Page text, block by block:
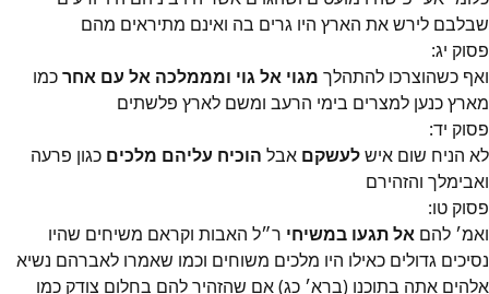
שבלבם לירש את הארץ היו גרים בה ואינם מתיראים מהם
פסוק יג:
ואף כשהוצרכו להתהלך מגוי אל גוי ומממלכה אל עם אחרכמו
מארץ כנען למצרים בימי הרעב ומשם לארץ פלשתים
פסוק יד:
לא הניח שום אישלעשקם אבל הוכיח עליהם מלכים כגון פרעה
ואבימלך והזהירם
פסוק טו:
ואמ׳ להם אל תגעו במשיחי ר״ל האבות וקראם משיחים שהיו
נסיכים גדולים כאילו היו מלכים משוחים וכמו שאמרו לאברהם נשיא
אלהים אתה בתוכנו (ברא׳ כג) אם שהזהיר להם בחלום צודק כמו